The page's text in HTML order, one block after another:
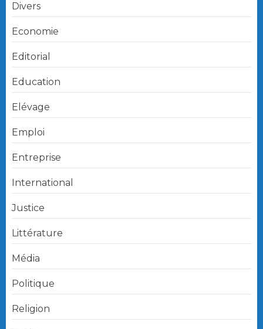
Divers
Economie
Editorial
Education
Elévage
Emploi
Entreprise
International
Justice
Littérature
Média
Politique
Religion